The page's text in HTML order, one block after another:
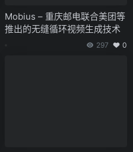
Mobius – 重庆邮电联合美团等
推出的无缝循环视频生成技术
297 0